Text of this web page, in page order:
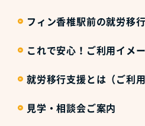
フィン香椎駅前の就労移
これで安心！ご利用イメ
就労移行支援とは（ご利用
見学・相談会ご案内